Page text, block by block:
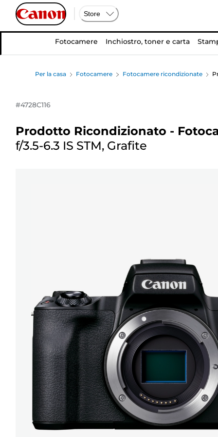
Store
Fotocamere Inchiostro, toner e carta
Per la casa Fotocamere Fotocamere ricondizionate
#4728C116
Prodotto Ricondizionato -
f/3.5-6.3 IS STM, Grafite